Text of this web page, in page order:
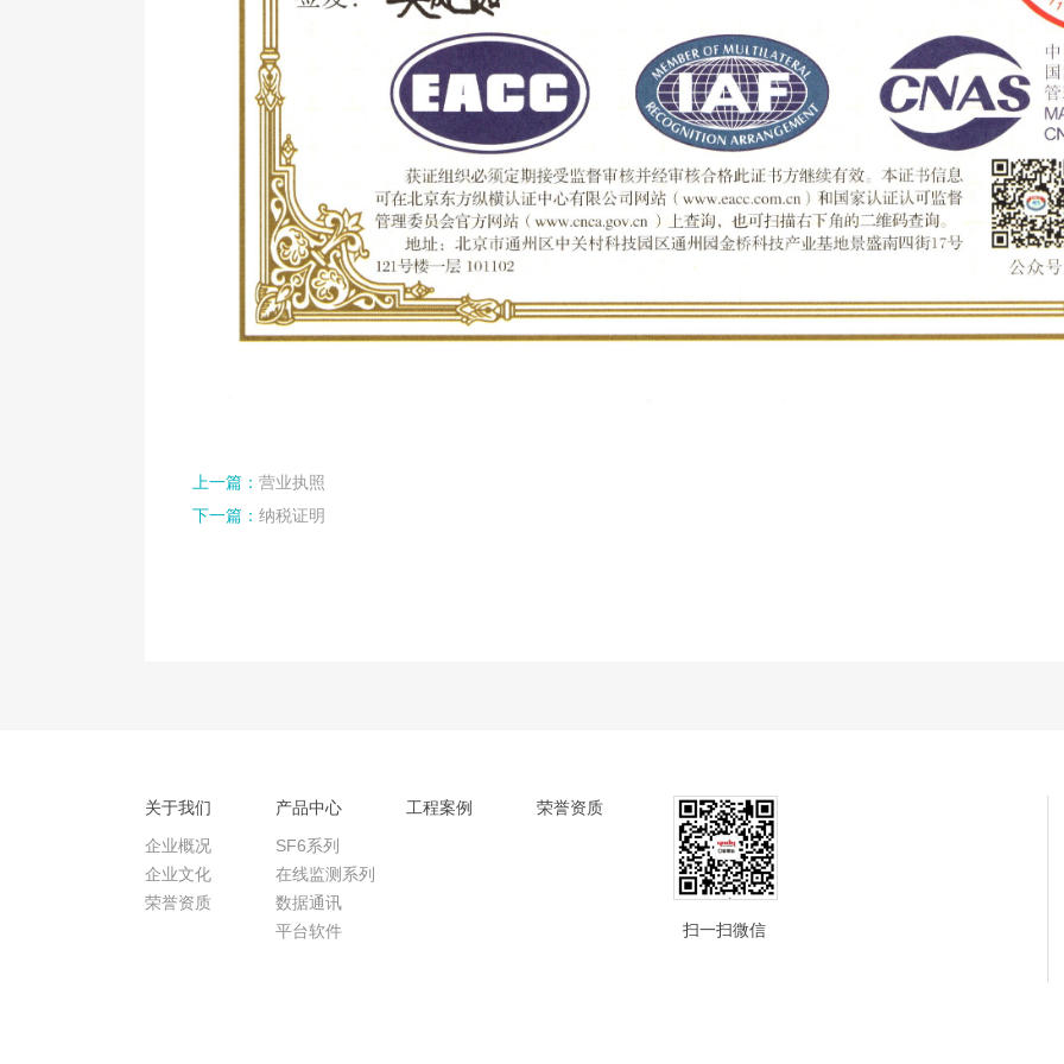
上一篇： 营业执照
下一篇： 纳税证明
关于我们
企业概况
企业文化
荣誉资质
产品中心
SF6系列
在线监测系列
数据通讯
平台软件
工程案例 荣誉资质
扫一扫微信